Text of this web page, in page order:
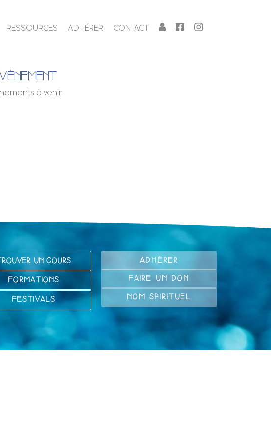
RESSOURCES ADHÉRER CONTACT
à venir
UN COURS
FORMATIONS
FESTIVALS
ADHÉRER
FAIRE UN DON
NOM SPIRITUEL